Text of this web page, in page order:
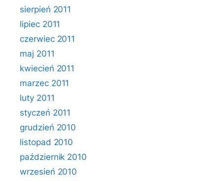
sierpień 2011
lipiec 2011
czerwiec 2011
maj 2011
kwiecień 2011
marzec 2011
luty 2011
styczeń 2011
grudzień 2010
listopad 2010
październik 2010
wrzesień 2010